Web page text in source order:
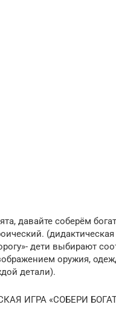
давайте соберём
дети выбирают
оружия,
детали).
ИГРА «СОБЕРИ